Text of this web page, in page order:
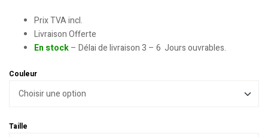
Prix TVA incl.
Livraison Offerte
En stock– Délai de livraison 3 – 6 Jours ouvrables.
Couleur
Taille